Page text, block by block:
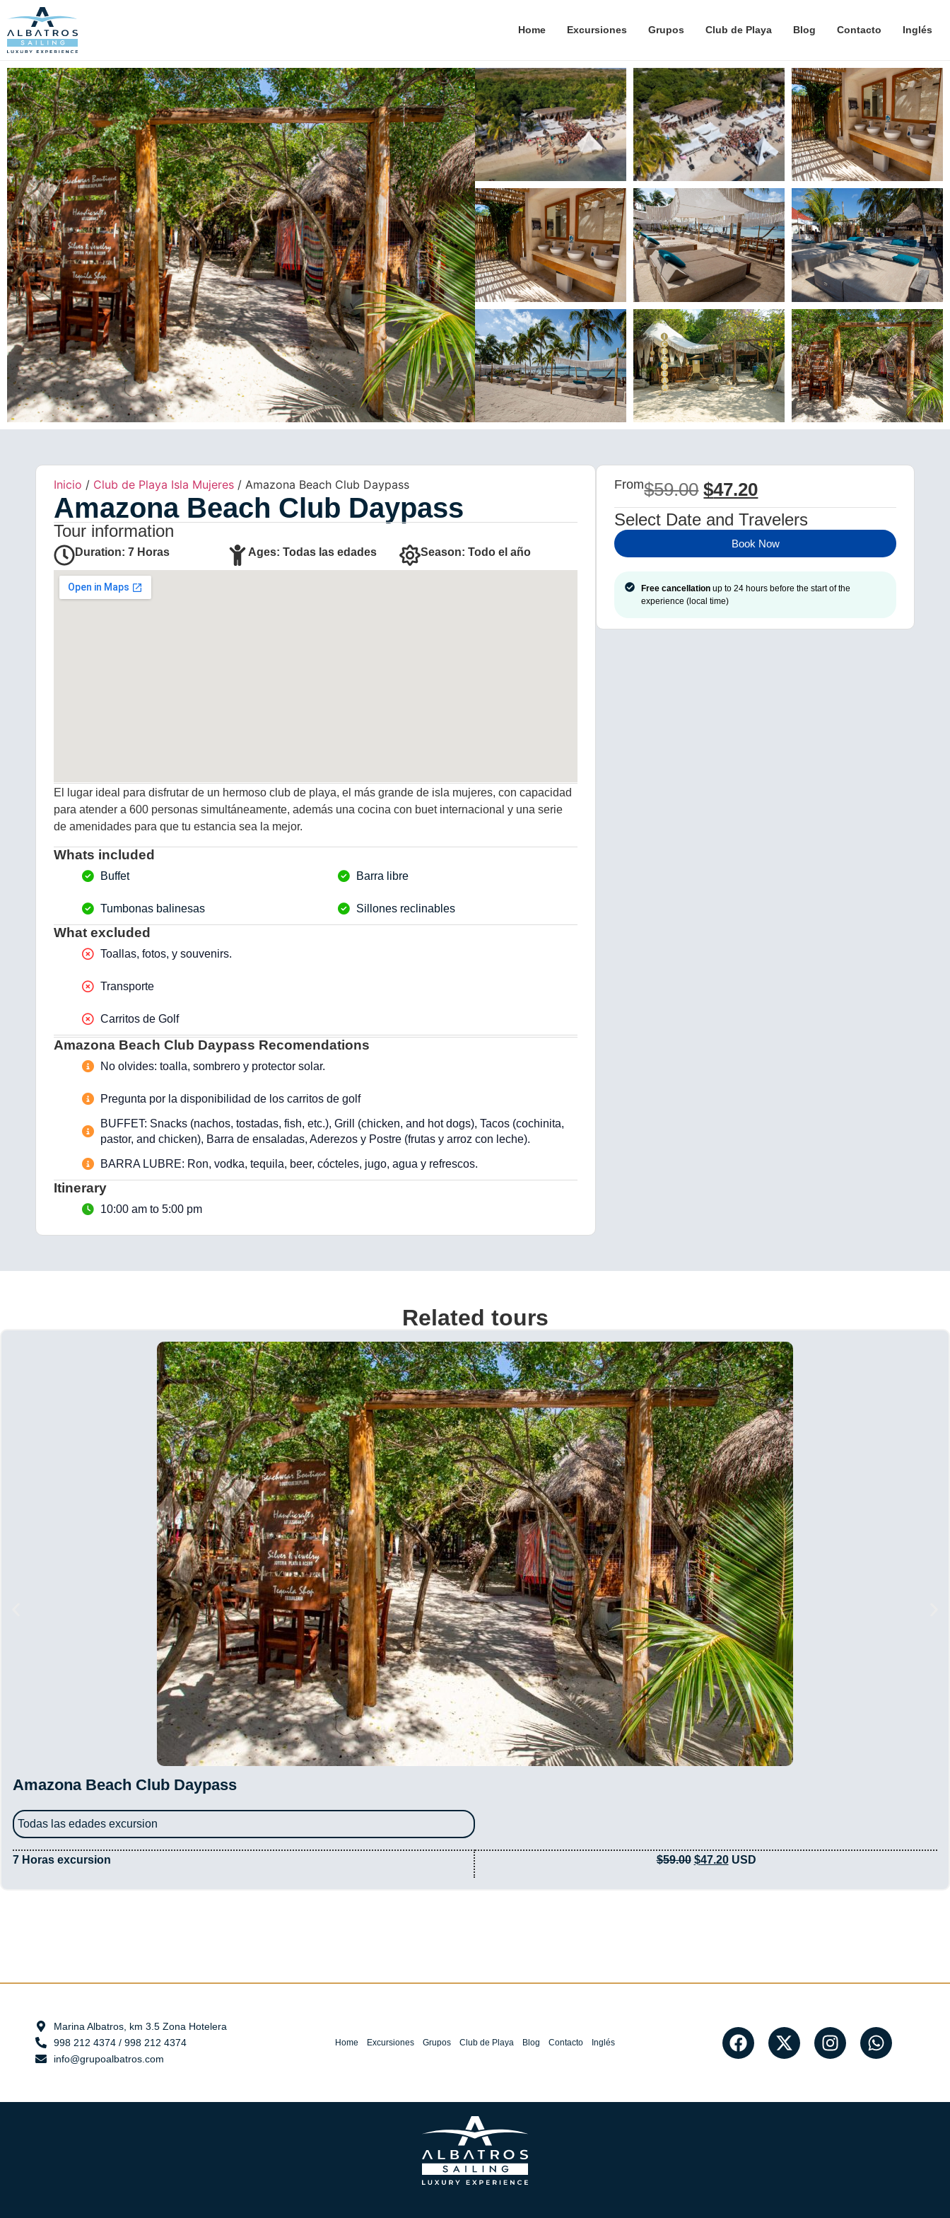
Home Excursiones Grupos Club de Playa Blog Contacto Inglés
Inicio / Club de Playa Isla Mujeres / Amazona Beach Club Daypass
Amazona Beach Club Daypass
Tour information
Duration: 7 Horas Ages: Todas las edades Season: Todo el año
El lugar ideal para disfrutar de un hermoso club de playa, el más grande de isla mujeres, con capacidad
para atender a 600 personas simultáneamente, además una cocina con buet internacional y una serie
de amenidades para que tu estancia sea la mejor.
Whats included
Buffet Barra libre
Tumbonas balinesas Sillones reclinables
What excluded
Toallas, fotos, y souvenirs.
Transporte
Carritos de Golf
Amazona Beach Club Daypass Recomendations
No olvides: toalla, sombrero y protector solar.
Pregunta por la disponibilidad de los carritos de golf
BUFFET: Snacks (nachos, tostadas, fish, etc.), Grill (chicken, and hot dogs), Tacos (cochinita,
pastor, and chicken), Barra de ensaladas, Aderezos y Postre (frutas y arroz con leche).
BARRA LUBRE: Ron, vodka, tequila, beer, cócteles, jugo, agua y refrescos.
Itinerary
10:00 am to 5:00 pm
From$59.00 $47.20
Select Date and Travelers
Book Now
Free cancellationup to 24 hours before the start of the
experience (local time)
Related tours
Amazona Beach Club Daypass
Todas las edades excursion
7 Horas excursion $59.00 $47.20USD
Marina Albatros, km 3.5 Zona Hotelera
998 212 4374 / 998 212 4374
info@grupoalbatros.com
Home Excursiones Grupos Club de Playa Blog Contacto Inglés